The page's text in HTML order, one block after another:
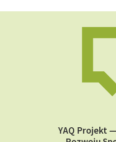
YAQ Projekt